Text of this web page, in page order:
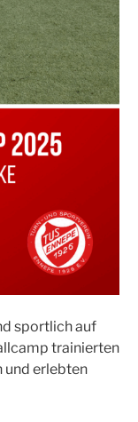
sportlich auf
trainierten
und erlebten